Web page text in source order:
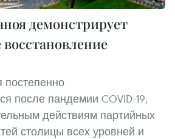
демонстрирует
постепенно
после пандемии COVID-19,
действиям партийных
столицы всех уровней и